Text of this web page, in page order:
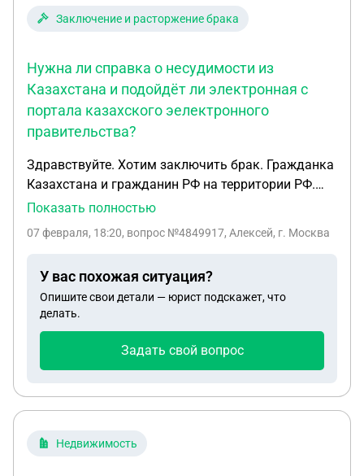
Заключение и расторжение брака
Нужна ли справка о несудимости из
Казахстана и подойдёт ли электронная с
портала казахского эелектронного
правительства?
Здравствуйте. Хотим заключить брак. Гражданка
Казахстана и гражданин РФ на территории РФ.
Нужна ли справка о несудимости из Казахстана и
эелектронного правительства?
Показать полностью
07 февраля, 18:20, вопрос №4849917, Алексей, г. Москва
У вас похожая ситуация?
Опишите свои детали — юрист подскажет, что
делать.
Задать свой вопрос
Недвижимость